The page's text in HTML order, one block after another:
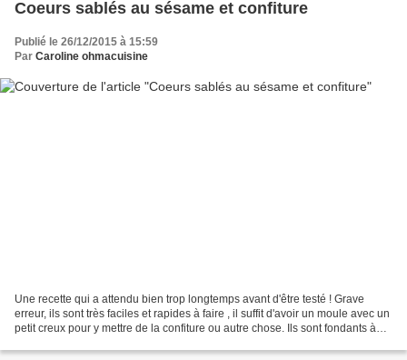
Coeurs sablés au sésame et confiture
Publié le 26/12/2015 à 15:59
Par Caroline ohmacuisine
Une recette qui a attendu bien trop longtemps avant d'être testé ! Grave
erreur, ils sont très faciles et rapides à faire , il suffit d'avoir un moule avec un
petit creux pour y mettre de la confiture ou autre chose. Ils sont fondants à